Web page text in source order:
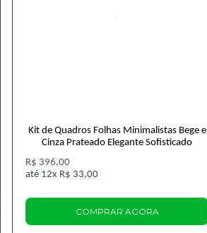
Kit de Quadros Folhas Minimalistas Bege e
Cinza Prateado Elegante Sofisticado
R$ 396,00
12x R$ 33,00
COMPRAR AGORA